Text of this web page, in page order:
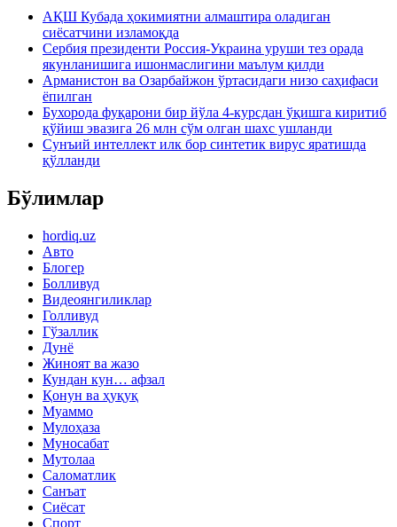
АҚШ Кубада ҳокимиятни алмаштира оладиган
сиёсатчини изламоқда
Сербия президенти Россия-Украина уруши тез орада
якунланишига ишонмаслигини маълум қилди
Арманистон ва Озарбайжон ўртасидаги низо саҳифаси
ёпилган
Бухорода фуқарони бир йўла 4-курсдан ўқишга киритиб
қўйиш эвазига 26 млн сўм олган шахс ушланди
Сунъий интеллект илк бор синтетик вирус яратишда
қўлланди
Бўлимлар
hordiq.uz
Авто
Блогер
Болливуд
Видеоянгиликлар
Голливуд
Гўзаллик
Дунё
Жиноят ва жазо
Кундан кун… афзал
Қонун ва ҳуқуқ
Муаммо
Мулоҳаза
Муносабат
Мутолаа
Саломатлик
Санъат
Сиёсат
Спорт